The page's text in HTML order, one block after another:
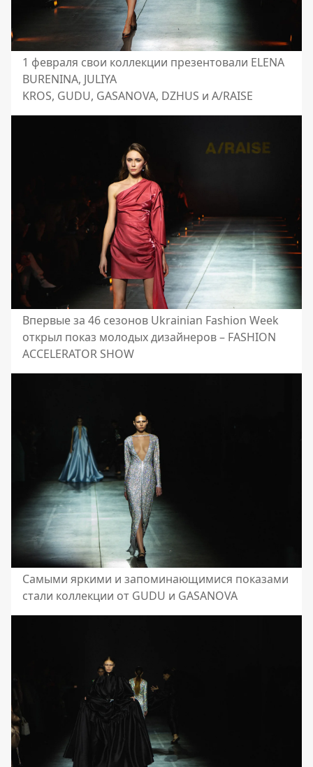
1 февраля свои коллекции презентовали ELENA
BURENINA, JULIYA
KROS, GUDU, GASANOVA, DZHUS и A/RAISE
Впервые за 46 сезонов Ukrainian Fashion Week
открыл показ молодых дизайнеров – FASHION
ACCELERATOR SHOW
Самыми яркими и запоминающимися показами
стали коллекции от GUDU и GASANOVA